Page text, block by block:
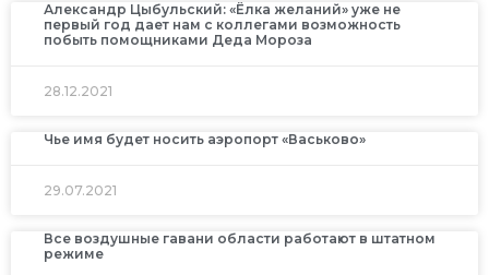
Александр Цыбульский: «Ёлка желаний» уже не
первый год дает нам с коллегами возможность
побыть помощниками Деда Мороза
28.12.2021
Чье имя будет носить аэропорт «Васьково»
29.07.2021
Все воздушные гавани области работают в штатном
режиме